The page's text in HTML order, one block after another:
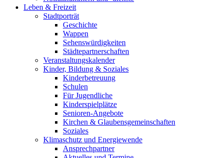
Leben & Freizeit
Stadtporträt
Geschichte
Wappen
Sehenswürdigkeiten
Städtepartnerschaften
Veranstaltungskalender
Kinder, Bildung & Soziales
Kinderbetreuung
Schulen
Für Jugendliche
Kinderspielplätze
Senioren-Angebote
Kirchen & Glaubensgemeinschaften
Soziales
Klimaschutz und Energiewende
Ansprechpartner